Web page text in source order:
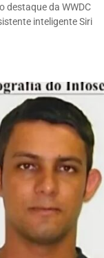
destaque da WWDC
inteligente Siri